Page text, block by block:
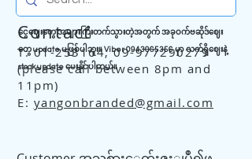
ငွေဈေးတွေ အများကြီးတက်သွားတဲ့အတွက် အခုဝက်ဗဆိုဒ်ဈေး
တွေ update မဖြစ်ပါဘူး။ Viber0943065356မှာ လက်ရှိဈေးနဲ့
stock update မေးနိုင်ပါတယ်။
Contact
T:01-253164,09-977290279
(please call between 8pm and
11pm)
E: yangonbranded@gmail.com